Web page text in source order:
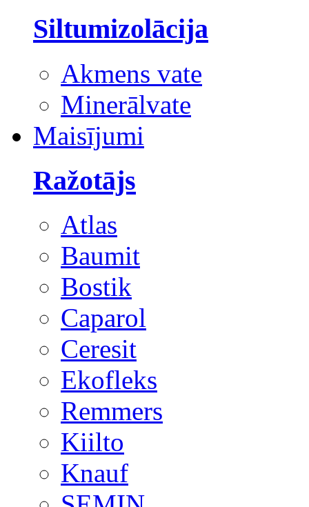
Siltumizolācija
Akmens vate
Minerālvate
Maisījumi
Ražotājs
Atlas
Baumit
Bostik
Caparol
Ceresit
Ekofleks
Remmers
Kiilto
Knauf